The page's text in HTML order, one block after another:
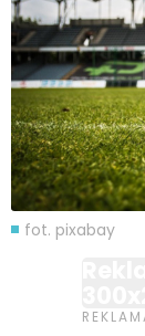
fot. pixabay